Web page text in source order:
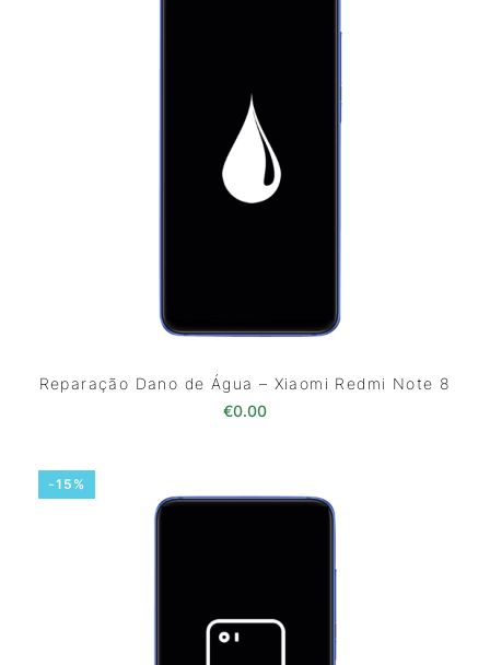
Reparação Dano de Água – Xiaomi Redmi Note 8
€0.00
-15%